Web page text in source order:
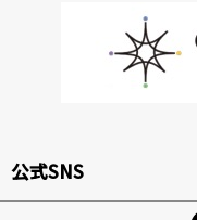
公式SNS